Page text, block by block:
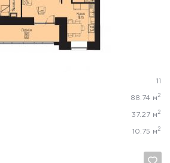
11
88.74 м 2
37.27 м 2
10.75 м 2
Да, удалить Отмена